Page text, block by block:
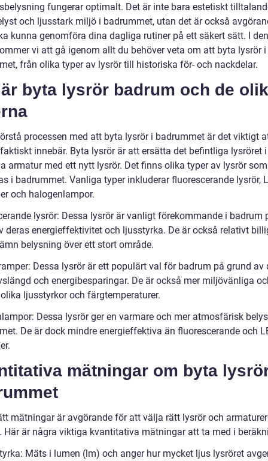
fungerar optimalt. Det är inte bara estetiskt
och ljusstark miljö i badrummet, utan det är också
kunna genomföra dina dagliga rutiner på ett säkert sätt. I
vi att gå igenom allt du behöver veta om att byta lysrör i
från olika typer av lysrör till historiska för- och nackdelar.
byta lysrör badrum och de
processen med att byta lysrör i badrummet är det viktigt
innebär. Byta lysrör är att ersätta det befintliga lysröret
armatur med ett nytt lysrör. Det finns olika typer av lysrör
i badrummet. Vanliga typer inkluderar fluorescerande lysrör,
och halogenlampor.
lysrör: Dessa lysrör är vanligt förekommande i badrum
deras energieffektivitet och ljusstyrka. De är också relativt
belysning över ett stort område.
Dessa lysrör är ett populärt val för badrum på grund av
och energibesparingar. De är också mer miljövänliga
ljusstyrkor och färgtemperaturer.
Dessa lysrör ger en varmare och mer atmosfärisk
De är dock mindre energieffektiva än fluorescerande och
mätningar om byta
mätningar är avgörande för att välja rätt lysrör och
Här är några viktiga kvantitativa mätningar att ta med i
Mäts i lumen (lm) och anger hur mycket ljus lysröret